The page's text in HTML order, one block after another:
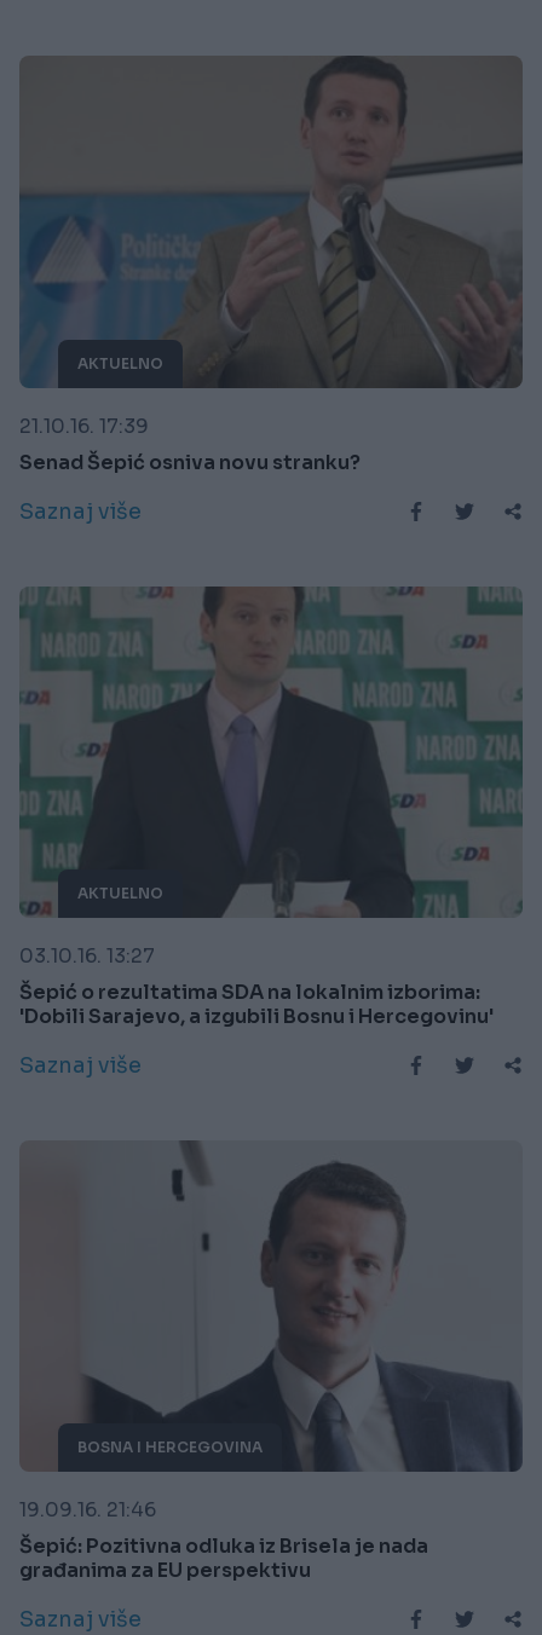
AKTUELNO
21.10.16. 17:39
Senad Šepić osniva novu stranku?
Saznaj više
AKTUELNO
03.10.16. 13:27
Šepić o rezultatima SDA na lokalnim izborima:
'Dobili Sarajevo, a izgubili Bosnu i Hercegovinu'
Saznaj više
BOSNA I HERCEGOVINA
19.09.16. 21:46
Šepić: Pozitivna odluka iz Brisela je nada
građanima za EU perspektivu
Saznaj više